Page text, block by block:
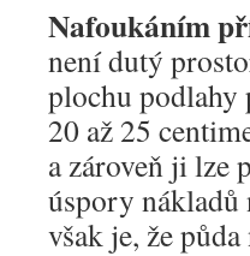
Nafoukáním
není dutý
plochu podlahy
20 až 25
a zároveň ji lze
úspory nákladů
však je, že